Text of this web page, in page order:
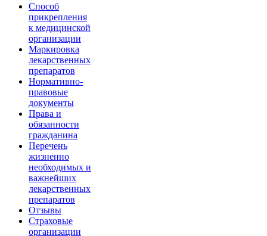
Способ
прикрепления
к медицинской
организации
Маркировка
лекарственных
препаратов
Нормативно-
правовые
документы
Права и
обязанности
гражданина
Перечень
жизненно
необходимых и
важнейших
лекарственных
препаратов
Отзывы
Страховые
организации